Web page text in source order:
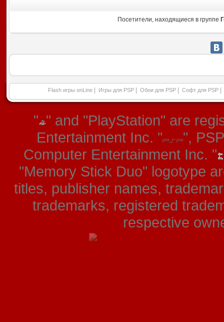
Посетители, находящиеся в группе
Flash игры onLine Игры для PSP Обои для PSP Софт для PSP
" " and "PlayStation" are
Entertainment Inc. "
",
Computer Entertainment Inc. "
"Memory Stick Duo" logotype
titles, publisher names,
trademarks, registered
respective